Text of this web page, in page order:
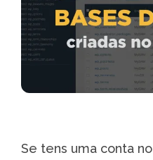
Se tens uma conta no